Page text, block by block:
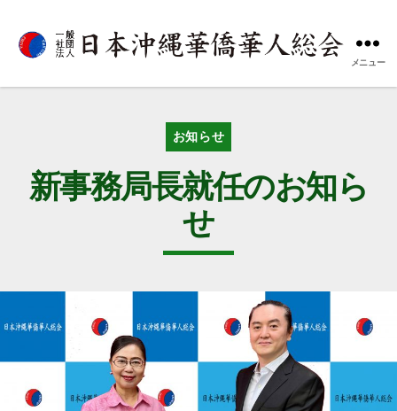
般
人
日
本
人
会
メニュー
カ
テ
リ
ー
お知らせ
新事務局長就任のお知ら
せ